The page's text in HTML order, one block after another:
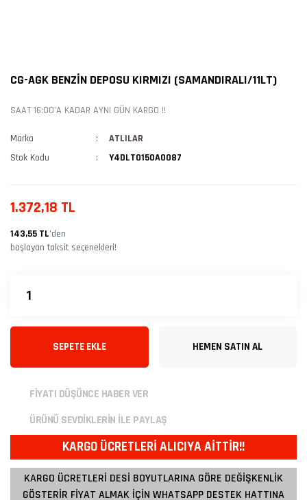
CG-AGK BENZİN DEPOSU KIRMIZI (SAMANDIRALI/11LT)
SAAT 16:00'A KADAR AYNI GÜN KARGO !!
Marka
ATLILAR
Stok Kodu
Y4DLT0150A0087
1.372,18 TL
143,55 TL’den
başlayan taksit seçenekleri!
SEPETE EKLE HEMEN SATIN AL
FİYATI DÜŞÜNCE HABER VER
ÜRÜNÜ SEVDİKLERİN İLE PAYLAŞ
KARGO ÜCRETLERİ ALICIYA AİTTİR!!
KARGO ÜCRETLERİ DESİ BOYUTLARINA GÖRE DEĞİŞKENLİK
GÖSTERİR FİYAT ALMAK İÇİN WHATSAPP DESTEK HATTINA